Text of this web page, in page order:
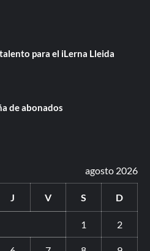
para el iLerna Lleida
de abonados
agosto 2026
J V S D
1 2